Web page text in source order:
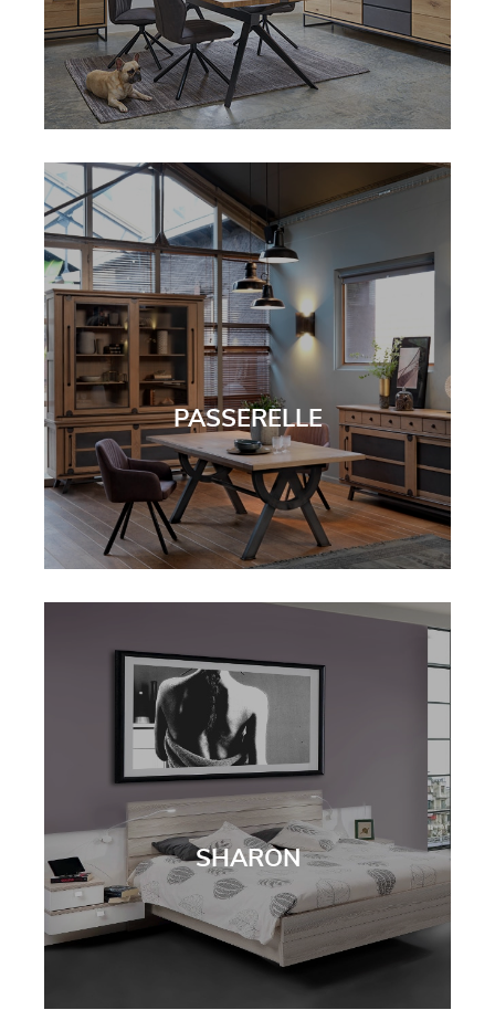
PASSERELLE
SHARON